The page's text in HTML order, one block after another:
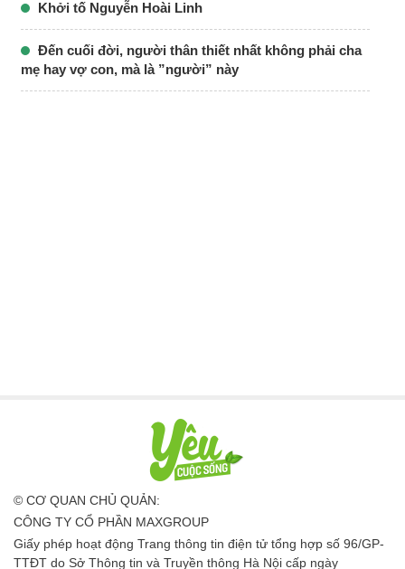
Khởi tố Nguyễn Hoài Linh
Đến cuối đời, người thân thiết nhất không phải cha
mẹ hay vợ con, mà là ”người” này
© CƠ QUAN CHỦ QUẢN:
CÔNG TY CỔ PHẦN MAXGROUP
Giấy phép hoạt động Trang thông tin điện tử tổng hợp số 96/GP-
TTĐT do Sở Thông tin và Truyền thông Hà Nội cấp ngày